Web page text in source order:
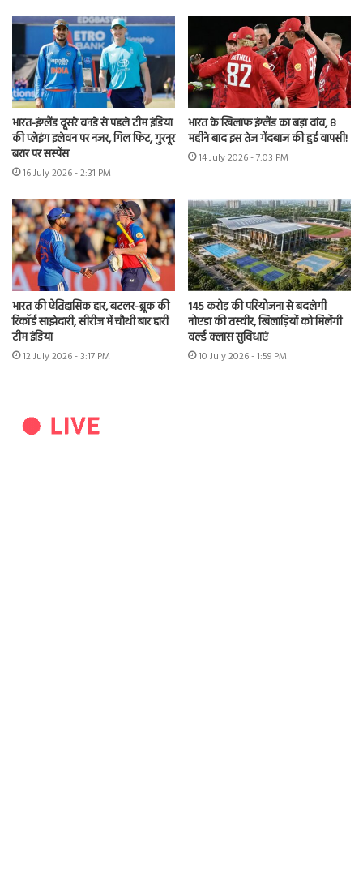
भारत-इंग्लैंड दूसरे वनडे से पहले टीम इंडिया
की प्लेइंग इलेवन पर नजर, गिल फिट, गुरनूर
बरार पर सस्पेंस
16 July 2026 - 2:31 PM
भारत के खिलाफ इंग्लैंड का बड़ा दांव, 8
महीने बाद इस तेज गेंदबाज की हुई वापसी!
14 July 2026 - 7:03 PM
भारत की ऐतिहासिक हार, बटलर-ब्रूक की
रिकॉर्ड साझेदारी, सीरीज में चौथी बार हारी
टीम इंडिया
12 July 2026 - 3:17 PM
145 करोड़ की परियोजना से बदलेगी
नोएडा की तस्वीर, खिलाड़ियों को मिलेंगी
वर्ल्ड क्लास सुविधाएं
10 July 2026 - 1:59 PM